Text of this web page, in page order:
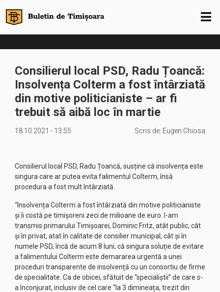
Consilierul local PSD, Radu Țoancă:
Insolvența Colterm a fost întârziată
din motive politicianiste – ar fi
trebuit să aibă loc în martie
18.10.2021 - 13:55 Scris de: Eugen Chiosa
Consilierul local PSD, Radu Țoancă, susține că insolvența este
singura care ar putea evita falimentul Colterm, însă
procedura a fost mult întârziată.
“Insolvența Colterm a fost întârziată din motive politicianiste
și îi costă pe timișoreni zeci de milioane de euro. I-am
transmis primarului Timișoarei, Dominic Fritz, atât public, cât
și în privat, atat în calitate de consilier municipal, cât și în
numele PSD, încă de acum 8 luni, că singura soluție de evitare
a falimentului Colterm este demararea urgentă a unei
proceduri transparente de insolvență cu un consortiu de firme
de specialitate. Ca de obicei, sfătuit de “specialiștii” de care s-
a înconjurat, inclusiv de cel care “la 3 dimineața, trezit din